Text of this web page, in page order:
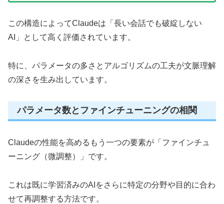
この構造によってClaudeは「長い会話でも破綻しない
AI」として高く評価されています。
特に、パラメータの多さとアルゴリズムの工夫が文脈理解
の深さを生み出しています。
パラメータ数とファインチューニングの相関
Claudeの性能を高めるもう一つの要素が「ファインチュ
ーニング（微調整）」です。
これは既に学習済みのAIをさらに特定の分野や目的に合わ
せて再調整する方法です。